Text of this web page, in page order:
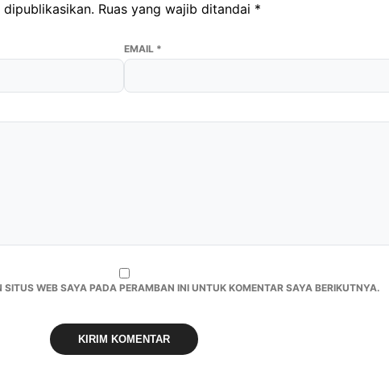
Ruas yang wajib ditandai *
EMAIL *
WEB SAYA PADA PERAMBAN INI UNTUK KOMENTAR SAYA BERIKUTNYA.